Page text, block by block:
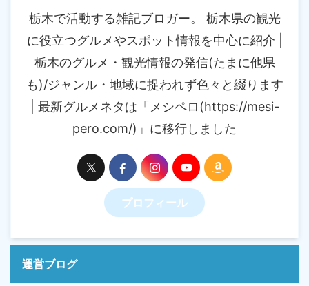
栃木で活動する雑記ブロガー。 栃木県の観光
に役立つグルメやスポット情報を中心に紹介 |
栃木のグルメ・観光情報の発信(たまに他県
も)/ジャンル・地域に捉われず色々と綴ります
| 最新グルメネタは「メシペロ(https://mesi-
pero.com/)」に移行しました
プロフィール
運営ブログ